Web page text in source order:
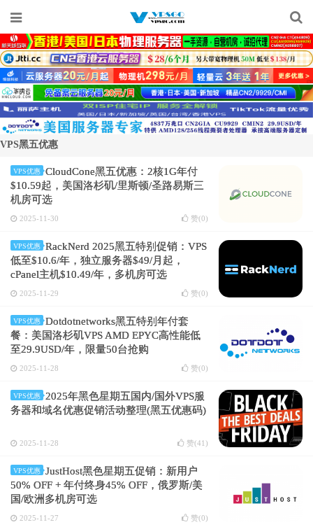
VPS黑五优惠
VPS优惠
CloudCone黑五优惠：2核1G年付
$10.59起，美国洛杉矶/里斯顿/圣路易斯三
机房可选
2025-11-30 赞(0)
VPS优惠
RackNerd 2025黑五特别促销：VPS
低至$10.6/年，独立服务器$49/月起，
cPanel主机$10.49/年，多机房可选
2025-11-29 赞(0)
VPS优惠
Dotdotnetworks黑五特别年付套
餐：美国洛杉矶VPS AMD EPYC高性能低
至29.9USD/年，限量50台抢购
2025-11-28 赞(0)
VPS优惠
2025年黑色星期五国内/国外VPS服
务器和域名优惠促销活动整理(黑五优惠码)
2025-11-28 赞(41 )
VPS优惠
JustHost黑色星期五促销：新用户
50% OFF + 年付终身45% OFF，俄罗斯/美
国/欧洲多机房可选
2025-11-27 赞(0)